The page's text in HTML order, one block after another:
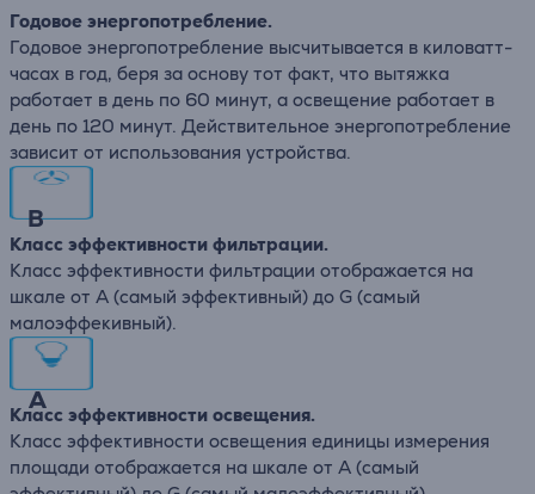
Годовое энергопотребление.
Годовое энергопотребление высчитывается в киловатт-
часах в год, беря за основу тот факт, что вытяжка
работает в день по 60 минут, а освещение работает в
день по 120 минут. Действительное энергопотребление
зависит от использования устройства.
B
Класс эффективности фильтрации.
Класс эффективности фильтрации отображается на
шкале от А (самый эффективный) до G (самый
малоэффекивный).
A
Класс эффективности освещения.
Класс эффективности освещения единицы измерения
площади отображается на шкале от А (самый